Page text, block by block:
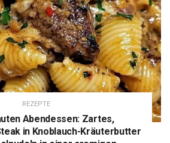
REZEPTE
Abendessen: Zartes,
in Knoblauch-Kräuterbutter